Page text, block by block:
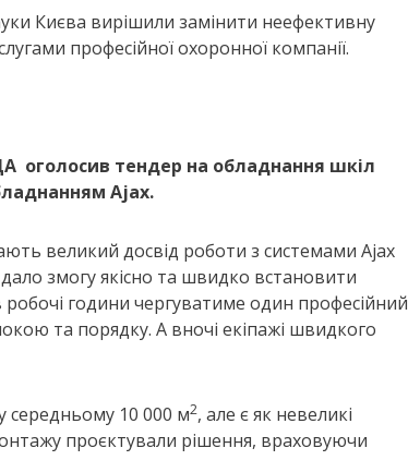
Києва вирішили замінити неефективну
професійної охоронної компанії.
оголосив тендер на обладнання шкіл
Ajax.
великий досвід роботи з системами Ajax
змогу якісно та швидко встановити
години чергуватиме один професійний
та порядку. А вночі екіпажі швидкого
середньому 10 000 м2, але є як невеликі
проєктували рішення, враховуючи